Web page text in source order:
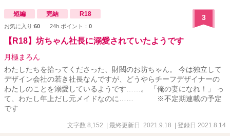
短編 完結 R18
お気に入り:60 24h.ポイント： 0
3
【R18】坊ちゃん社長に溺愛されていたようです
月極まろん
わたしたちを拾ってくださった、財閥のお坊ちゃん。 今は独立して
デザイン会社の若き社長なんですが、どうやらチーフデザイナーの
わたしのことを溺愛しているようです……。 「俺の妻になれ！」 っ
て、わたし年上だし元メイドなのに…… ※不定期連載の予定
です
文字数 8,152 | 最終更新日 2021.9.18 | 登録日 2021.8.14